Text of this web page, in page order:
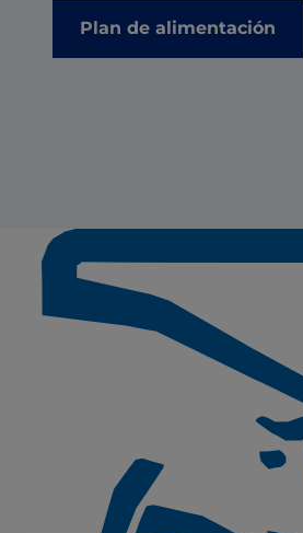
Plan de alimentación